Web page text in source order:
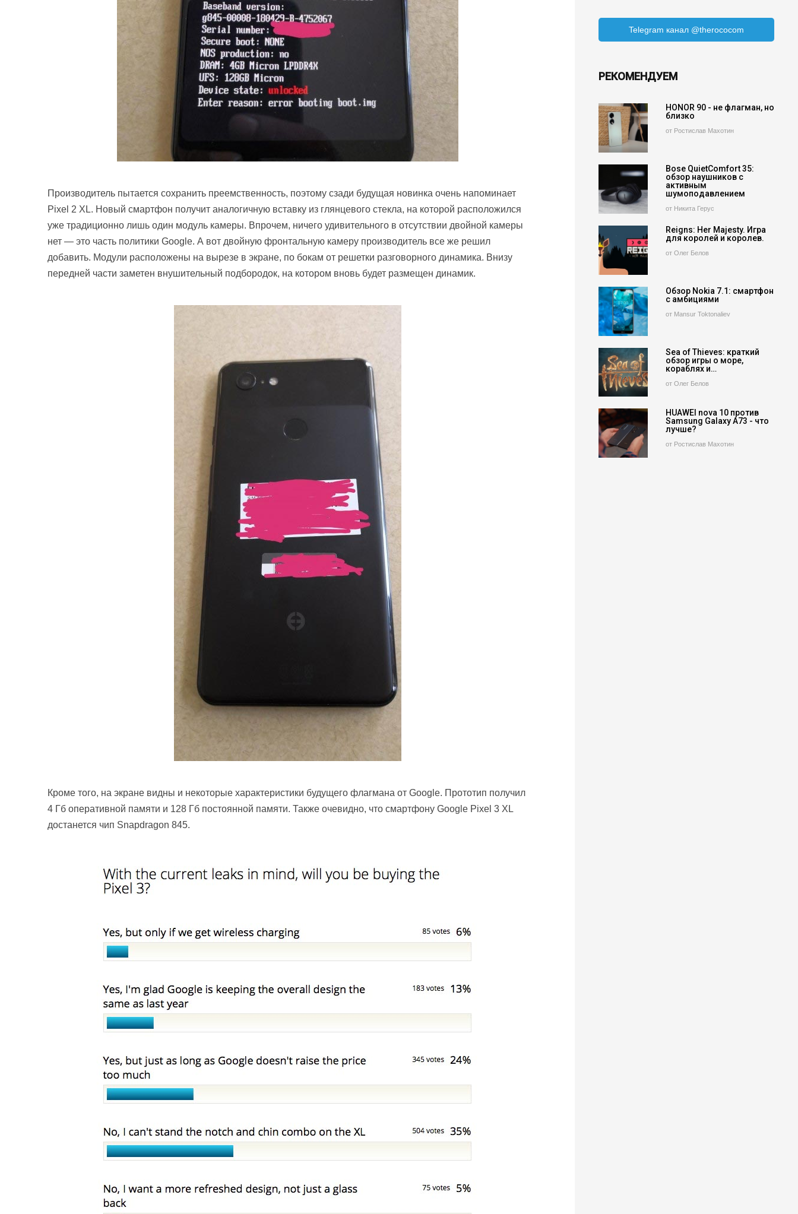
Производитель пытается сохранить преемственность, поэтому сзади будущая новинка очень напоминает
Pixel 2 XL. Новый смартфон получит аналогичную вставку из глянцевого стекла, на которой расположился
уже традиционно лишь один модуль камеры. Впрочем, ничего удивительного в отсутствии двойной камеры
нет — это часть политики Google. А вот двойную фронтальную камеру производитель все же решил
добавить. Модули расположены на вырезе в экране, по бокам от решетки разговорного динамика. Внизу
передней части заметен внушительный подбородок, на котором вновь будет размещен динамик.
Кроме того, на экране видны и некоторые характеристики будущего флагмана от Google. Прототип получил
4 Гб оперативной памяти и 128 Гб постоянной памяти. Также очевидно, что смартфону Google Pixel 3 XL
достанется чип Snapdragon 845.
Telegram канал @therococom
РЕКОМЕНДУЕМ
HONOR 90 - не флагман, но
близко
от Ростислав Махотин
Bose QuietComfort 35:
обзор наушников с
активным
шумоподавлением
от Никита Герус
Reigns: Her Majesty. Игра
для королей и королев.
от Олег Белов
Обзор Nokia 7.1: смартфон
с амбициями
от Mansur Toktonaliev
Sea of Thieves: краткий
обзор игры о море,
кораблях и…
от Олег Белов
HUAWEI nova 10 против
Samsung Galaxy A73 - что
лучше?
от Ростислав Махотин